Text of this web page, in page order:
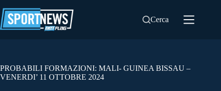
al
contenuto
Cerca
PROBABILI FORMAZIONI: MALI- GUINEA BISSAU –
VENERDI’ 11 OTTOBRE 2024